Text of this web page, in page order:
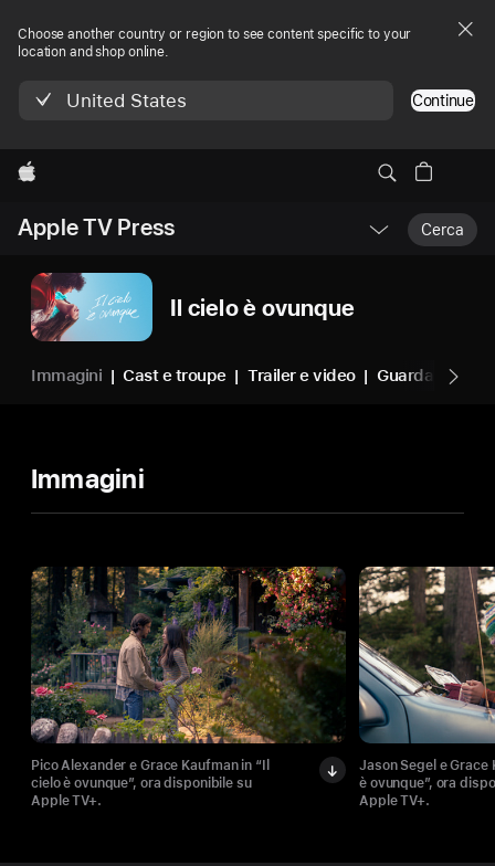
Choose another country or region to see content specific to your
location and shop online.
United States Continue
Apple
Apple TV Press
Menu
Navigazione
Cerca
Il cielo è ovunque
Immagini Cast e troupe Trailer e video Guarda su
Immagini
Pico Alexander e Grace Kaufman in “Il
cielo è ovunque”, ora disponibile su
Apple TV+.
Jason Segel e Grace
è ovunque”, ora
Apple TV+.